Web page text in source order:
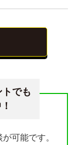
でも
可能です。